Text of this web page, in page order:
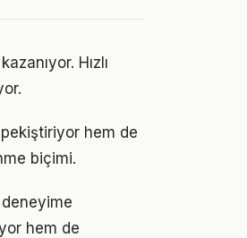
Hızlı
hem de
biçimi.
hem de